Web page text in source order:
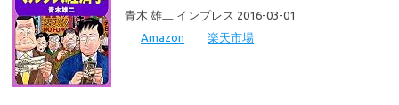
青木 雄二 インプレス 2016-03-01
Amazon
楽天市場